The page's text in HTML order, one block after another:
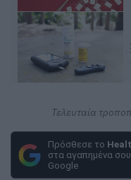
Τελευταία
Πρόσθεσε το
στα αγαπημένα
Google